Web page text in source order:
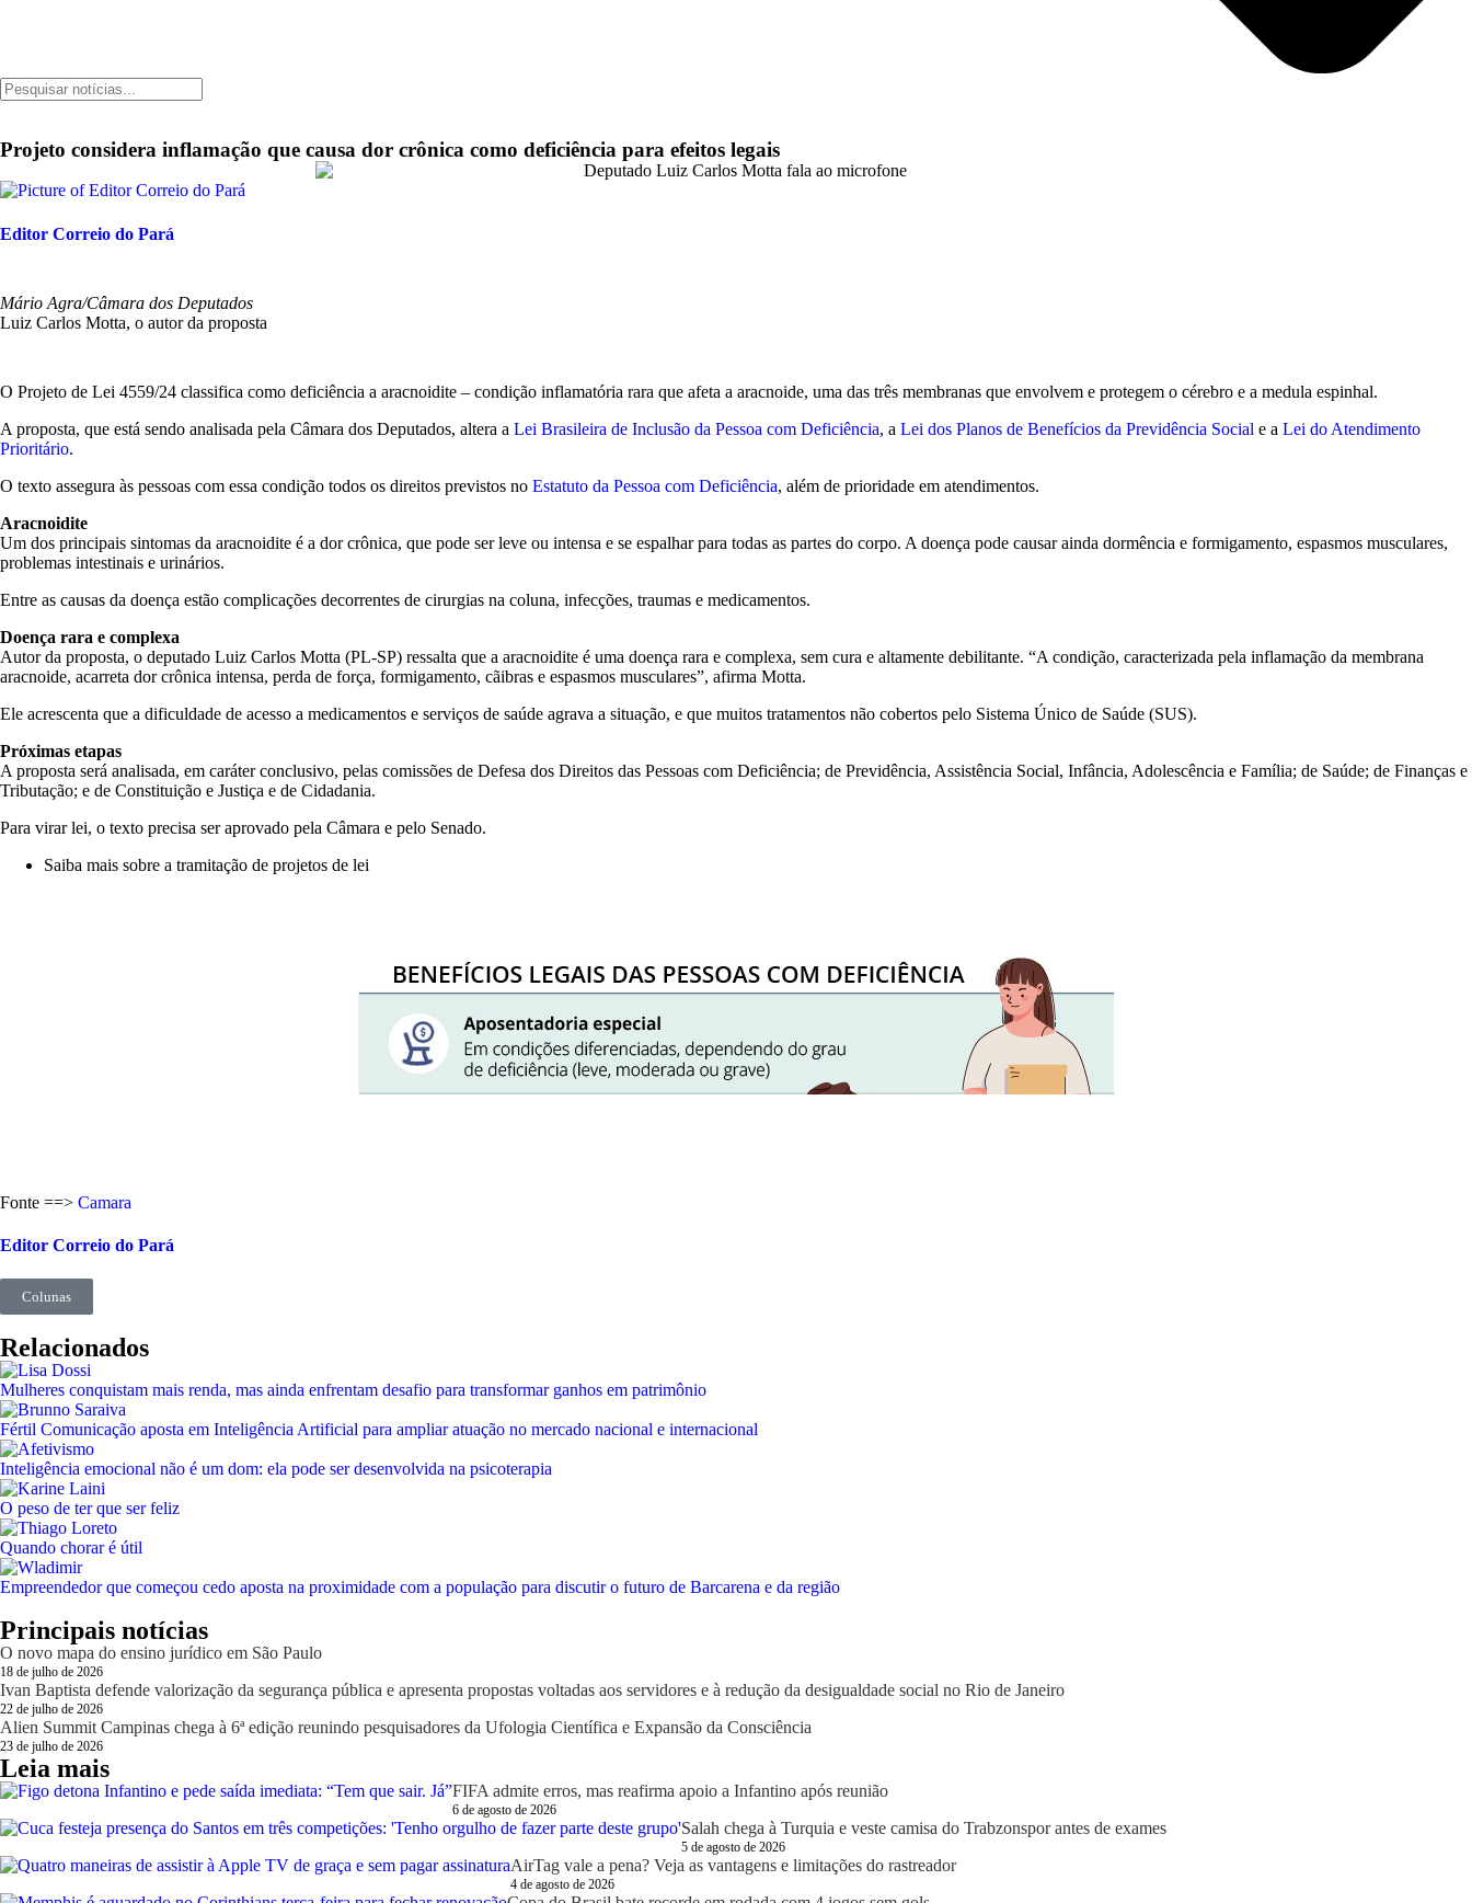
Projeto considera inflamação que causa dor crônica como deficiência para efeitos legais
Editor Correio do Pará
Mário Agra/Câmara dos Deputados
Luiz Carlos Motta, o autor da proposta
O Projeto de Lei 4559/24 classifica como deficiência a aracnoidite – condição inflamatória rara que afeta a aracnoide, uma das três membranas que envolvem e protegem o cérebro e a medula espinhal.
A proposta, que está sendo analisada pela Câmara dos Deputados, altera a Lei Brasileira de Inclusão da Pessoa com Deficiência, a Lei dos Planos de Benefícios da Previdência Social e a Lei do Atendimento
Prioritário.
O texto assegura às pessoas com essa condição todos os direitos previstos no Estatuto da Pessoa com Deficiência, além de prioridade em atendimentos.
Aracnoidite
Um dos principais sintomas da aracnoidite é a dor crônica, que pode ser leve ou intensa e se espalhar para todas as partes do corpo. A doença pode causar ainda dormência e formigamento, espasmos musculares,
problemas intestinais e urinários.
Entre as causas da doença estão complicações decorrentes de cirurgias na coluna, infecções, traumas e medicamentos.
Doença rara e complexa
Autor da proposta, o deputado Luiz Carlos Motta (PL-SP) ressalta que a aracnoidite é uma doença rara e complexa, sem cura e altamente debilitante. “A condição, caracterizada pela inflamação da membrana
aracnoide, acarreta dor crônica intensa, perda de força, formigamento, cãibras e espasmos musculares”, afirma Motta.
Ele acrescenta que a dificuldade de acesso a medicamentos e serviços de saúde agrava a situação, e que muitos tratamentos não cobertos pelo Sistema Único de Saúde (SUS).
Próximas etapas
A proposta será analisada, em caráter conclusivo, pelas comissões de Defesa dos Direitos das Pessoas com Deficiência; de Previdência, Assistência Social, Infância, Adolescência e Família; de Saúde; de Finanças e
Tributação; e de Constituição e Justiça e de Cidadania.
Para virar lei, o texto precisa ser aprovado pela Câmara e pelo Senado.
Saiba mais sobre a tramitação de projetos de lei
Fonte ==> Camara
Editor Correio do Pará
Colunas
Relacionados
Mulheres conquistam mais renda, mas ainda enfrentam desafio para transformar ganhos em patrimônio
Fértil Comunicação aposta em Inteligência Artificial para ampliar atuação no mercado nacional e internacional
Inteligência emocional não é um dom: ela pode ser desenvolvida na psicoterapia
O peso de ter que ser feliz
Quando chorar é útil
Empreendedor que começou cedo aposta na proximidade com a população para discutir o futuro de Barcarena e da região
Principais notícias
O novo mapa do ensino jurídico em São Paulo
18 de julho de 2026
Ivan Baptista defende valorização da segurança pública e apresenta propostas voltadas aos servidores e à redução da desigualdade social no Rio de Janeiro
22 de julho de 2026
Alien Summit Campinas chega à 6ª edição reunindo pesquisadores da Ufologia Científica e Expansão da Consciência
23 de julho de 2026
Leia mais
FIFA admite erros, mas reafirma apoio a Infantino após reunião
6 de agosto de 2026
Salah chega à Turquia e veste camisa do Trabzonspor antes de exames
5 de agosto de 2026
AirTag vale a pena? Veja as vantagens e limitações do rastreador
4 de agosto de 2026